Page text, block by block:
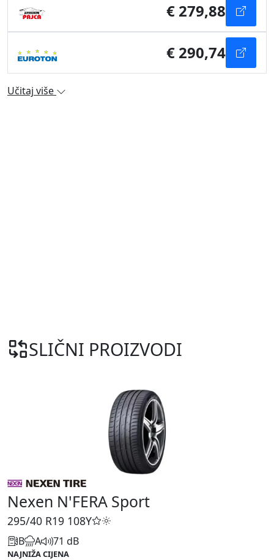
€ 279,88
€ 290,74
Učitaj više
SLIČNI PROIZVODI
Nexen N'FERA Sport
295/40 R19 108Y
B A 71 dB
NAJNIŽA CIJENA